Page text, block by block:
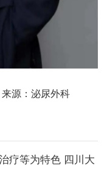
来源：泌尿外科
疗等为特色 四川大